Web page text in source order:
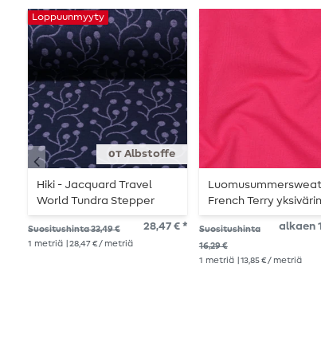
от Albstoffe
Loppuunmyyty
Hiki - Jacquard Travel
World Tundra Stepper
Sininen
Suositushinta 33,49 € 28,47 € *
1 metriä | 28,47 € / metriä
French Terry
fuksia 033
Suositushinta
16,29 €
alkaen
1 metriä | 13,85 € / metriä